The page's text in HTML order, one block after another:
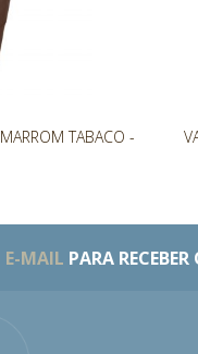
TABACO -
E-MAIL PARA